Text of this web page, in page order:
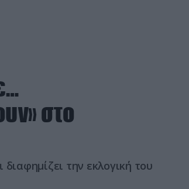
στο
την εκλογική του